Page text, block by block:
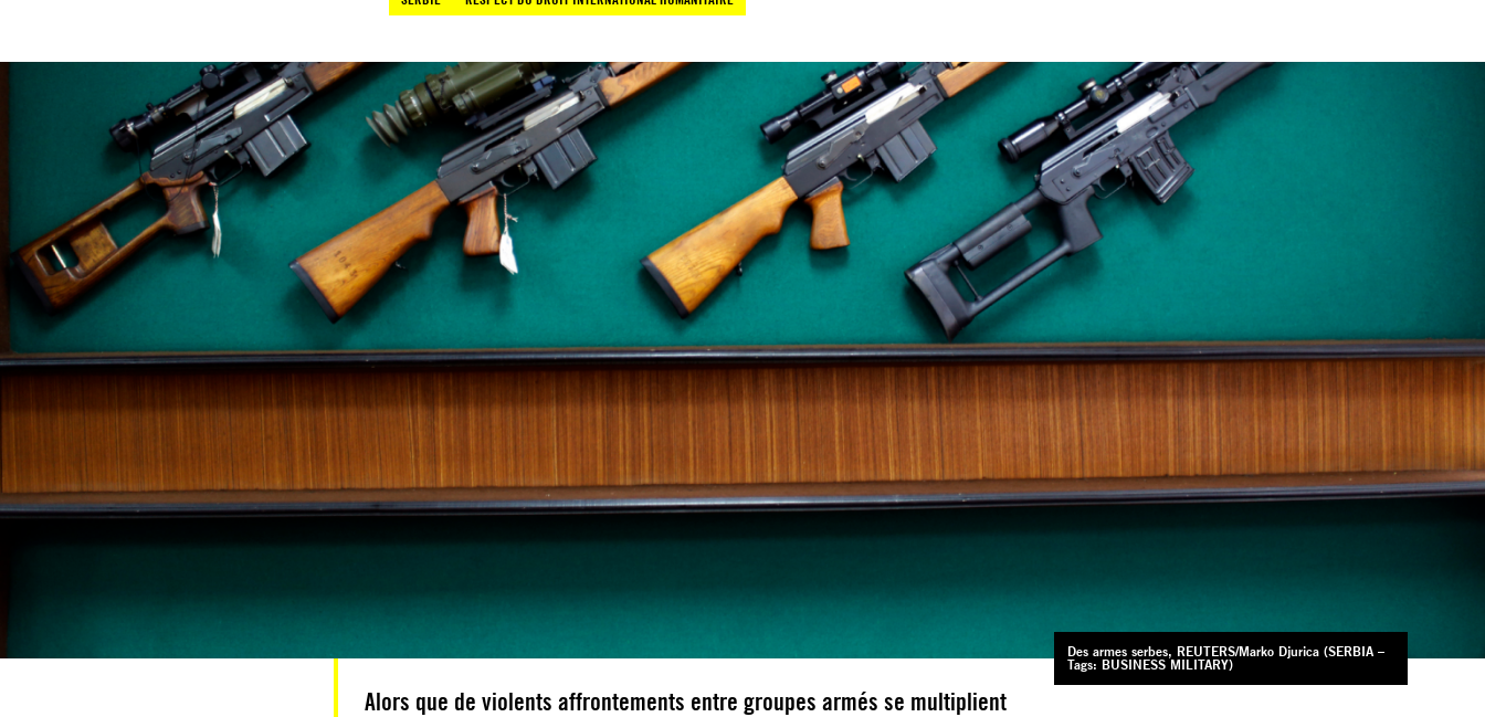
Des armes serbes, REUTERS/Marko Djurica (SERBIA –
Tags: BUSINESS MILITARY)
Alors que de violents affrontements entre groupes armés se multiplient